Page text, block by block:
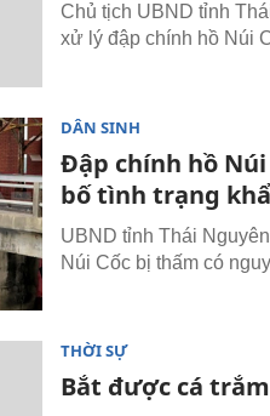
Chủ tịch UBND tỉnh
xử lý đập chính hồ Núi
DÂN SINH
Đập chính hồ
bố tình trạng
UBND tỉnh Thái
Núi Cốc bị thấm có
THỜI SỰ
Bắt được cá